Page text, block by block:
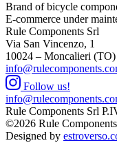
Brand of bicycle
E-commerce under
Rule Components Srl
Via San Vincenzo, 1
10024 – Moncalieri
Follow us!
Rule Components Srl
©2026 Rule
Designed by